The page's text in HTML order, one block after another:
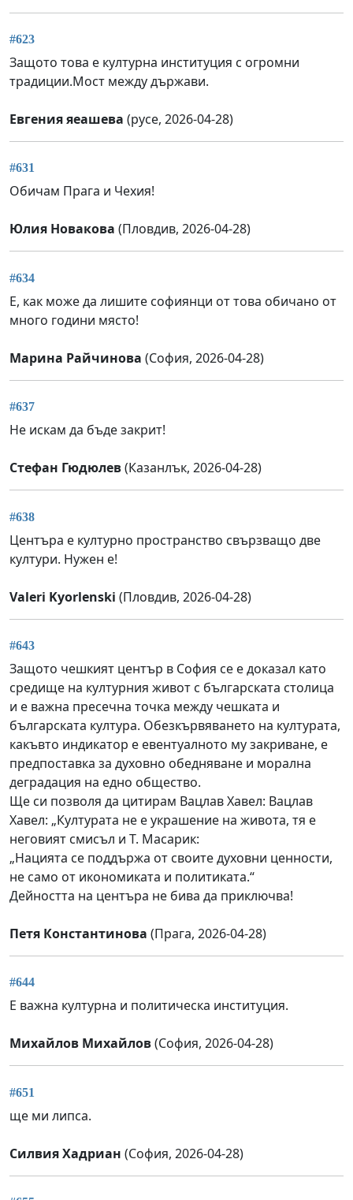
#623
Защото това е културна институция с огромни
традиции.Мост между държави.
Евгения яеашева (русе, 2026-04-28)
#631
Обичам Прага и Чехия!
Юлия Новакова (Пловдив, 2026-04-28)
#634
Е, как може да лишите софиянци от това обичано от
много години място!
Марина Райчинова (София, 2026-04-28)
#637
Не искам да бъде закрит!
Стефан Гюдюлев(Казанлък, 2026-04-28)
#638
Центъра е културно пространство свързващо две
култури. Нужен е!
Valeri Kyorlenski (Пловдив, 2026-04-28)
#643
Защото чешкият център в София се е доказал като
средище на културния живот с българската столица
и е важна пресечна точка между чешката и
българската култура. Обезкървяването на културата,
какъвто индикатор е евентуалното му закриване, е
предпоставка за духовно обедняване и морална
деградация на едно общество.
Ще си позволя да цитирам Вацлав Хавел: Вацлав
Хавел: „Културата не е украшение на живота, тя е
неговият смисъл и Т. Масарик:
„Нацията се поддържа от своите духовни ценности,
не само от икономиката и политиката.“
Дейността на центъра не бива да приключва!
Петя Константинова (Прага, 2026-04-28)
#644
Е важна културна и политическа институция.
Михайлов Михайлов(София, 2026-04-28)
#651
ще ми липса.
Силвия Хадриан (София, 2026-04-28)